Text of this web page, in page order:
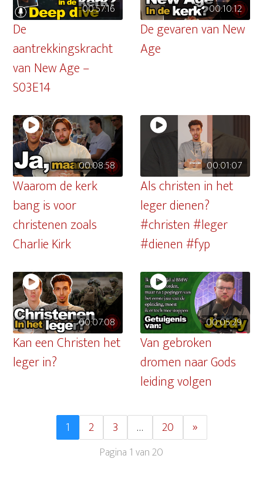
00:57:16
De
aantrekkingskracht
van New Age –
S03E14
00:10:12
De gevaren van New
Age
00:08:58
Waarom de kerk
bang is voor
christenen zoals
Charlie Kirk
00:01:07
Als christen in het
leger dienen?
#christen #leger
#dienen #fyp
00:07:08
Kan een Christen het
leger in?
00:05:29
Van gebroken
dromen naar Gods
leiding volgen
1 2 3 … 20 »
Pagina 1 van 20